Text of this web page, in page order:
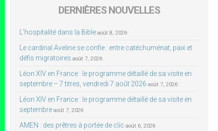
DERNIÈRES NOUVELLES
L’hospitalité dans la Bible août 8, 2026
Le cardinal Aveline se confie : entre catéchuménat, paix et
défis migratoires août 7, 2026
Léon XIV en France : le programme détaillé de sa visite en
septembre – 7 titres, vendredi 7 août 2026 août 7, 2026
Léon XIV en France : le programme détaillé de sa visite en
septembre août 7, 2026
AMEN : des prêtres à portée de clic août 6, 2026